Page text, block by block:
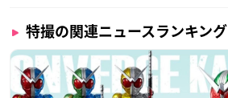
特撮の関連ニュースランキング